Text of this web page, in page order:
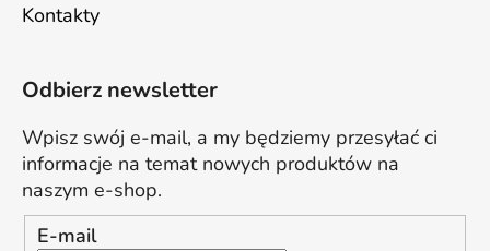
Kontakty
Odbierz newsletter
Wpisz swój e-mail, a my będziemy przesyłać ci
informacje na temat nowych produktów na
naszym e-shop.
E-mail